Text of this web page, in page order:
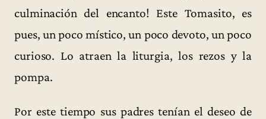
culminación del encanto! Este Tomasito, es
pues, un poco místico, un poco devoto, un poco
curioso. Lo atraen la liturgia, los rezos y la
pompa.
Por este tiempo sus padres tenían el deseo de